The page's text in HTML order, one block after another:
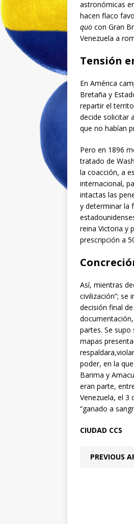
astronómicas
hacen flaco
quo con Gran
Venezuela a
Tensión
En América
Bretaña y
repartir el
decide solicitar
que no habían
Pero en 1896
tratado de
la coacción, a
internacional,
intactas las
y determinar la
reina Victoria y
prescripción a
Así, mientras
civilización”; se
decisión final
partes. Se
mapas
poder, en la
Barima y
eran parte,
Venezuela, el
“ganado a
CIUDAD CCS
PREVIOUS